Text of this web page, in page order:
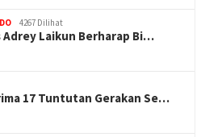
4267 Dilihat
Adrey Laikun Berharap Bi…
17 Tuntutan Gerakan Se…